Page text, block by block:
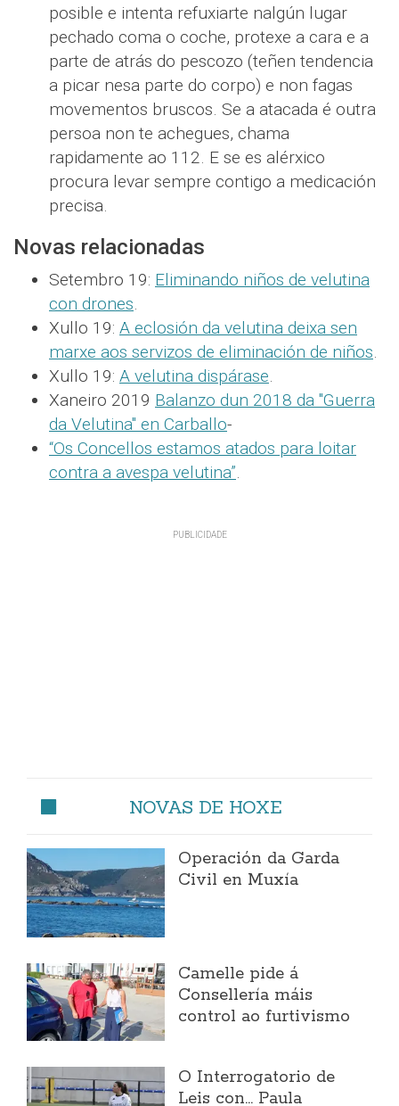
posible e intenta refuxiarte nalgún lugar
pechado coma o coche, protexe a cara e a
parte de atrás do pescozo (teñen tendencia
a picar nesa parte do corpo) e non fagas
movementos bruscos. Se a atacada é outra
persoa non te achegues, chama
rapidamente ao 112. E se es alérxico
procura levar sempre contigo a medicación
precisa.
Novas relacionadas
Setembro 19: Eliminando niños de velutina
con drones.
Xullo 19: A eclosión da velutina deixa sen
marxe aos servizos de eliminación de niños.
Xullo 19: A velutina dispárase.
Xaneiro 2019 Balanzo dun 2018 da "Guerra
da Velutina" en Carballo-
“Os Concellos estamos atados para loitar
contra a avespa velutina”.
NOVAS DE HOXE
Operación da Garda
Civil en Muxía
Camelle pide á
Consellería máis
control ao furtivismo
O Interrogatorio de
Leis con... Paula